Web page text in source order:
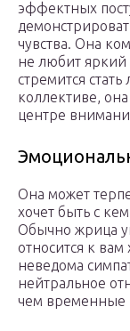
эффектных
чувства. Она
не любит яркий
стремится
коллективе,
центре
Она может
хочет быть с
Обычно жрица
относится к
неведома
нейтральное
чем временные